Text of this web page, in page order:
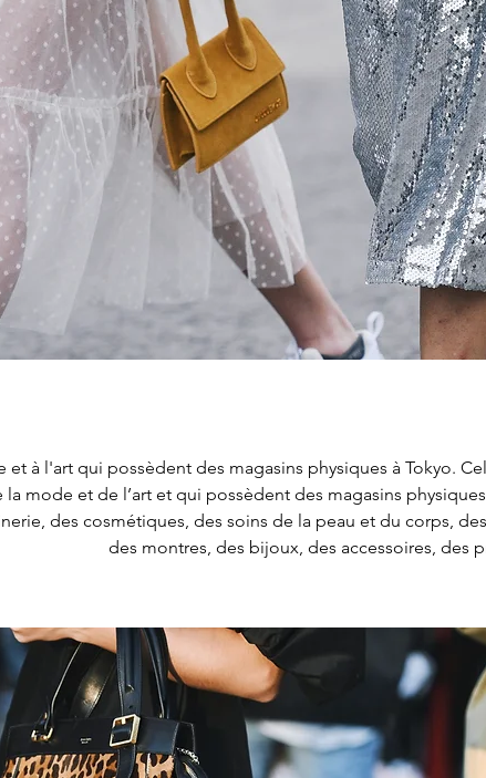
et à l'art qui possèdent des magasins physiques à Tokyo.
mode et de l’art et qui possèdent des magasins
des cosmétiques, des soins de la peau et du corps,
des montres, des bijoux, des accessoires, des